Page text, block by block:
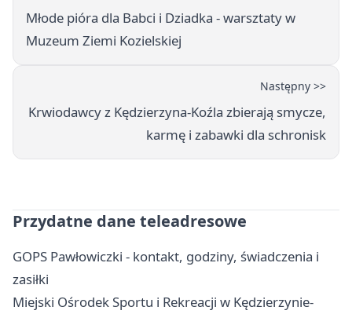
Młode pióra dla Babci i Dziadka - warsztaty w
Muzeum Ziemi Kozielskiej
Następny >>
Krwiodawcy z Kędzierzyna-Koźla zbierają smycze,
karmę i zabawki dla schronisk
Przydatne dane teleadresowe
GOPS Pawłowiczki - kontakt, godziny, świadczenia i
zasiłki
Miejski Ośrodek Sportu i Rekreacji w Kędzierzynie-